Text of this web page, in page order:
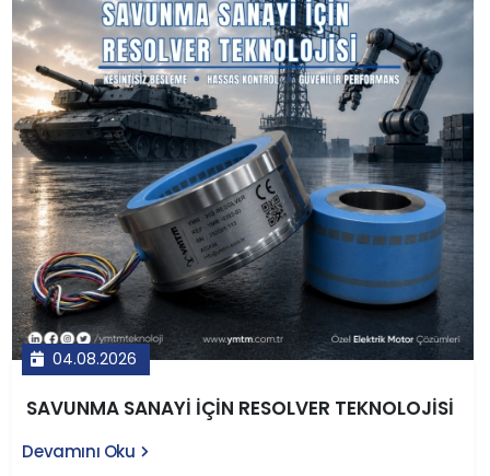
04.08.2026
SAVUNMA SANAYİ İÇİN RESOLVER TEKNOLOJİSİ
Devamını Oku